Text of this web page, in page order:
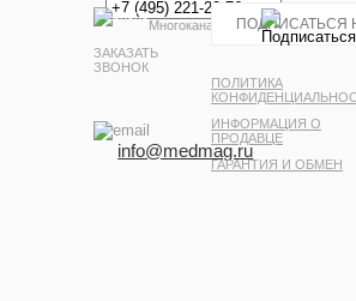
Многоканальный
ЗАКАЗАТЬ
ЗВОНОК
info@medmag.ru
ПОЛИТИКА
ИНФОРМАЦИЯ О
ПРОДАВЦЕ
ГАРАНТИЯ И ОБМЕН